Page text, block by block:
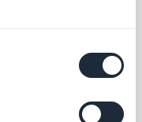
unseren Blog zu